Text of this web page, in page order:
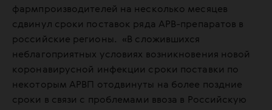
фармпроизводителей на несколько месяцев
сдвинул сроки поставок ряда АРВ-препаратов в
российские регионы. «В сложившихся
неблагоприятных условиях возникновения новой
коронавирусной инфекции сроки поставки по
некоторым АРВП отодвинуты на более поздние
сроки в связи с проблемами ввоза в Российскую